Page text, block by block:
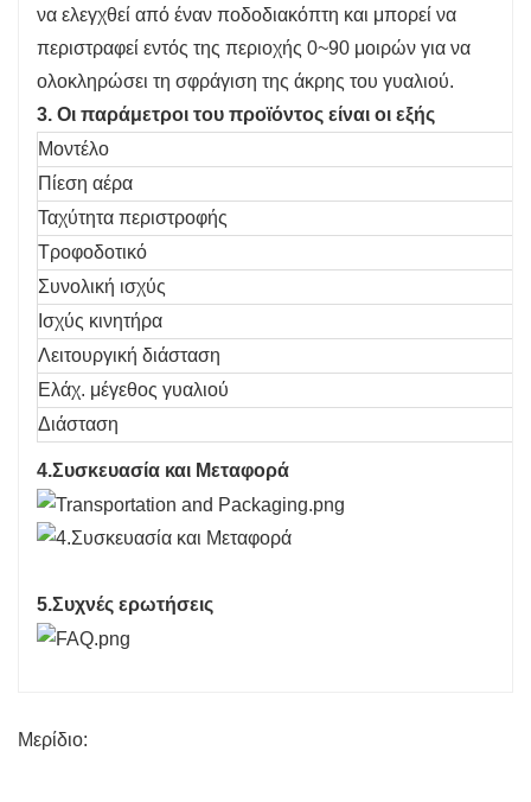
να ελεγχθεί από έναν ποδοδιακόπτη και μπορεί να
περιστραφεί εντός της περιοχής 0~90 μοιρών για να
ολοκληρώσει τη σφράγιση της άκρης του γυαλιού.
3. Οι παράμετροι του προϊόντος είναι οι εξής
Μοντέλο
Πίεση αέρα
Ταχύτητα περιστροφής
Τροφοδοτικό
Συνολική ισχύς
Ισχύς κινητήρα
Λειτουργική διάσταση
Ελάχ. μέγεθος γυαλιού
Διάσταση
4.Συσκευασία και Μεταφορά
5.Συχνές ερωτήσεις
Μερίδιο: